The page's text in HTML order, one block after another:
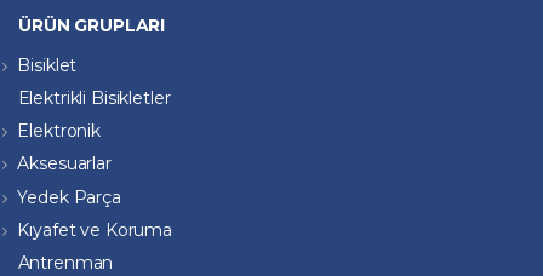
ÜRÜN GRUPLARI
Bisiklet
Elektrikli Bisikletler
Elektronik
Aksesuarlar
Yedek Parça
Kıyafet ve Koruma
Antrenman